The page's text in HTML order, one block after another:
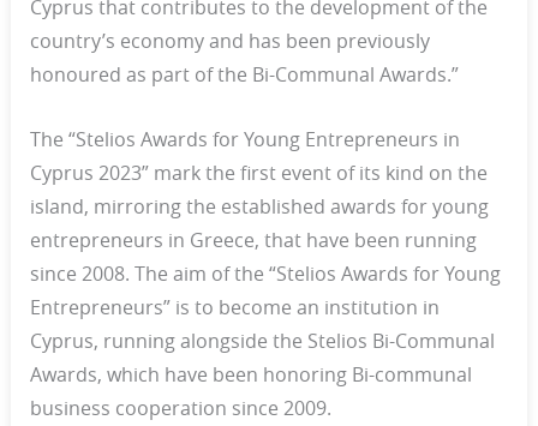
Cyprus that contributes to the development of the
country’s economy and has been previously
honoured as part of the Bi-Communal Awards.”
The “Stelios Awards for Young Entrepreneurs in
Cyprus 2023” mark the first event of its kind on the
island, mirroring the established awards for young
entrepreneurs in Greece, that have been running
since 2008. The aim of the “Stelios Awards for Young
Entrepreneurs” is to become an institution in
Cyprus, running alongside the Stelios Bi-Communal
Awards, which have been honoring Bi-communal
business cooperation since 2009.